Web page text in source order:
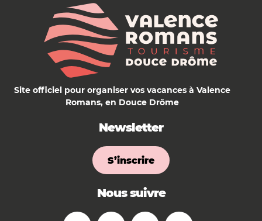
Site officiel pour organiser vos vacances à Valence
Romans, en Douce Drôme
Newsletter
S’inscrire
Nous suivre